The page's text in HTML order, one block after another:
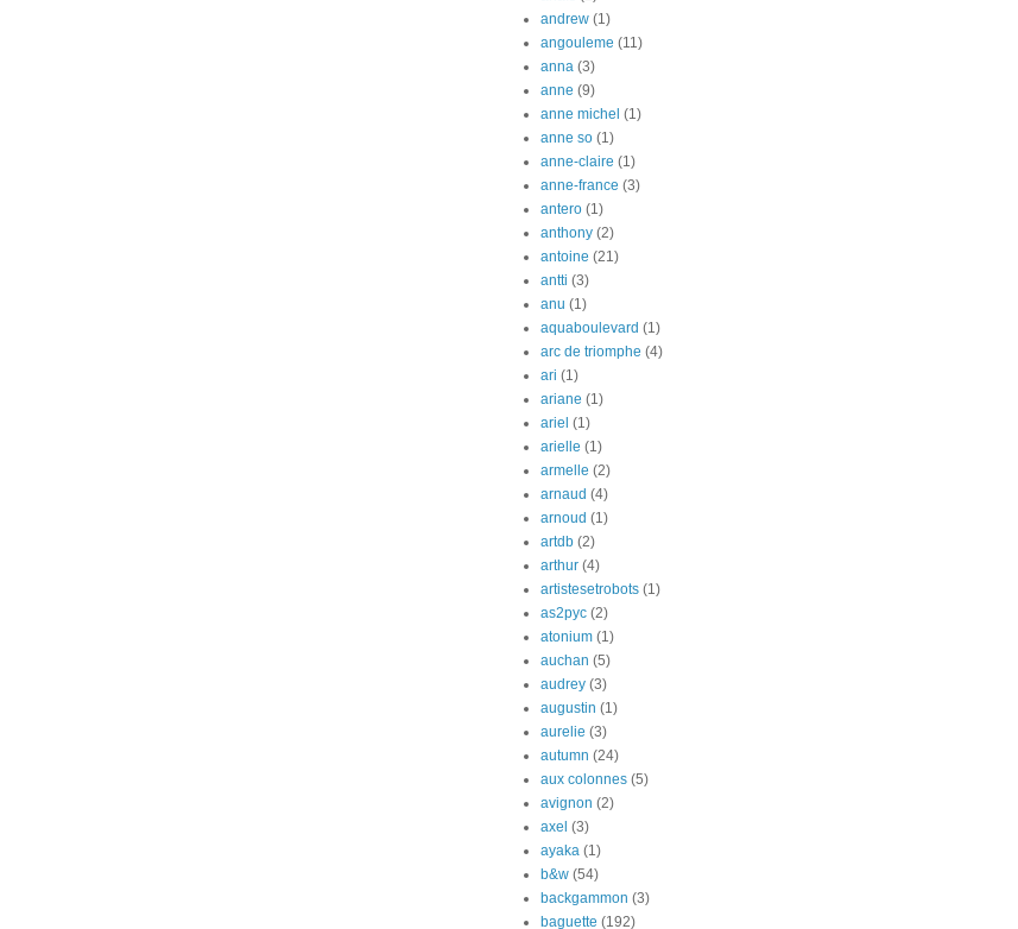
andrew (1)
angouleme (11)
anna (3)
anne (9)
anne michel (1)
anne so (1)
anne-claire (1)
anne-france (3)
antero (1)
anthony (2)
antoine (21)
antti (3)
anu (1)
aquaboulevard (1)
arc de triomphe (4)
ari (1)
ariane (1)
ariel (1)
arielle (1)
armelle (2)
arnaud (4)
arnoud (1)
artdb (2)
arthur (4)
artistesetrobots (1)
as2pyc (2)
atonium (1)
auchan (5)
audrey (3)
augustin (1)
aurelie (3)
autumn (24)
aux colonnes (5)
avignon (2)
axel (3)
ayaka (1)
b&w (54)
backgammon (3)
baguette (192)